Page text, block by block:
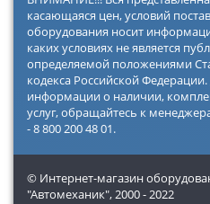
касающаяся цен, условий
оборудования носит
каких условиях не является
определяемой положениями
кодекса Российской
информации о наличии,
услуг, обращайтесь к
- 8 800 200 48 01.
© Интернет-магазин
"Автомеханик",2000 - 2022